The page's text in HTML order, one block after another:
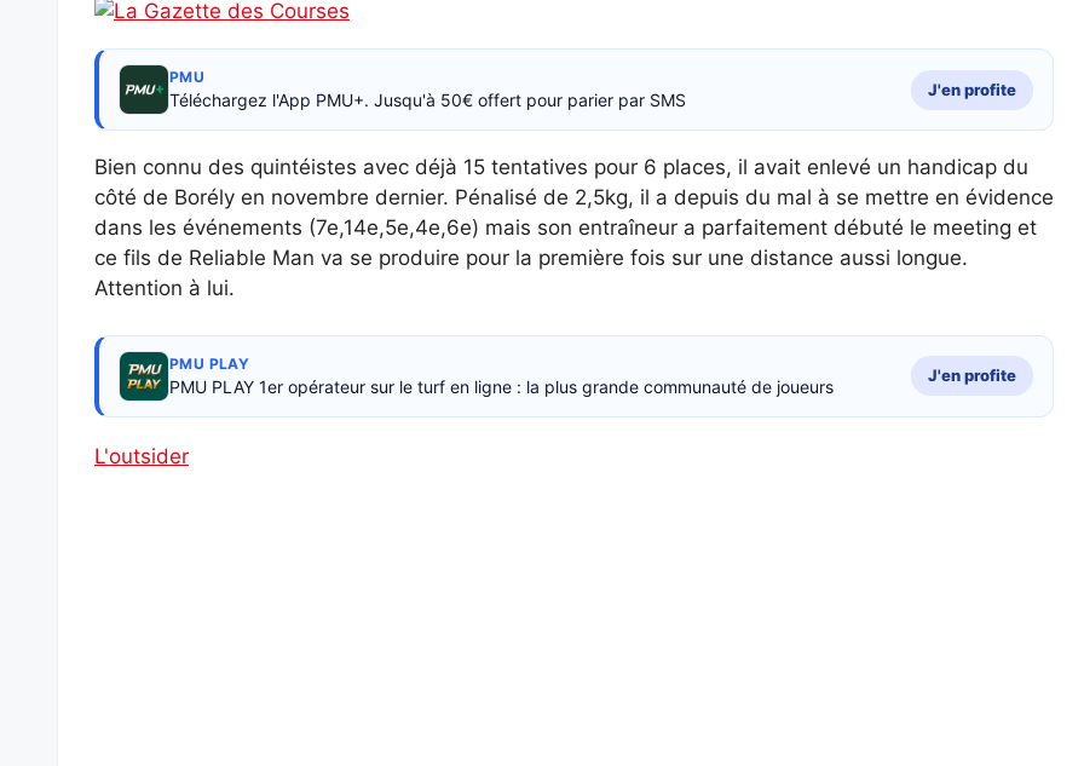
PMU
Téléchargez l'App PMU+. Jusqu'à 50€ offert pour parier par SMS
J'en profite
Bien connu des quintéistes avec déjà 15 tentatives pour 6 places, il avait enlevé un handicap du
côté de Borély en novembre dernier. Pénalisé de 2,5kg, il a depuis du mal à se mettre en évidence
dans les événements (7e,14e,5e,4e,6e) mais son entraîneur a parfaitement débuté le meeting et
ce fils de Reliable Man va se produire pour la première fois sur une distance aussi longue.
Attention à lui.
PMU PLAY
PMU PLAY 1er opérateur sur le turf en ligne : la plus grande communauté de joueurs
J'en profite
L'outsider